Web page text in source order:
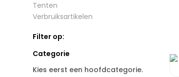
Tenten
Verbruiksartikelen
Filter op:
Categorie
Kies eerst een hoofdcategorie.